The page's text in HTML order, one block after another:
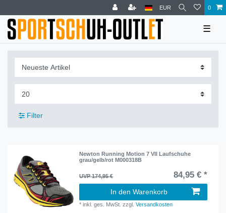
EUR 0
☰
Filter
Newton Running Motion 7 VII Laufschuhe
grau/gelb/rot M000318B
UVP 174,95 € 84,95 € *
In den Warenkorb
*inkl. ges. MwSt. zzgl.Versandkosten